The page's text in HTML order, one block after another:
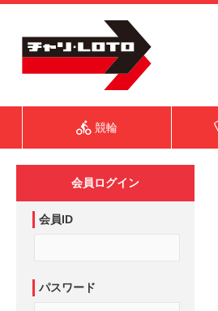
競輪
会員ログイン
会員ID
パスワード